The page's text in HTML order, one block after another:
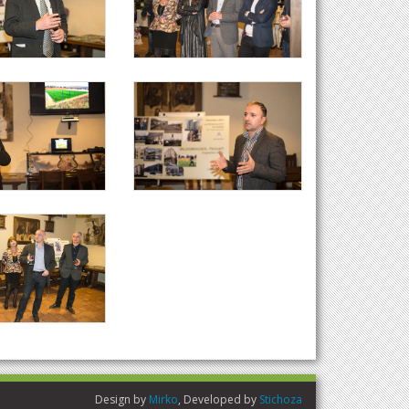
Design by Mirko, Developed by Stichoza